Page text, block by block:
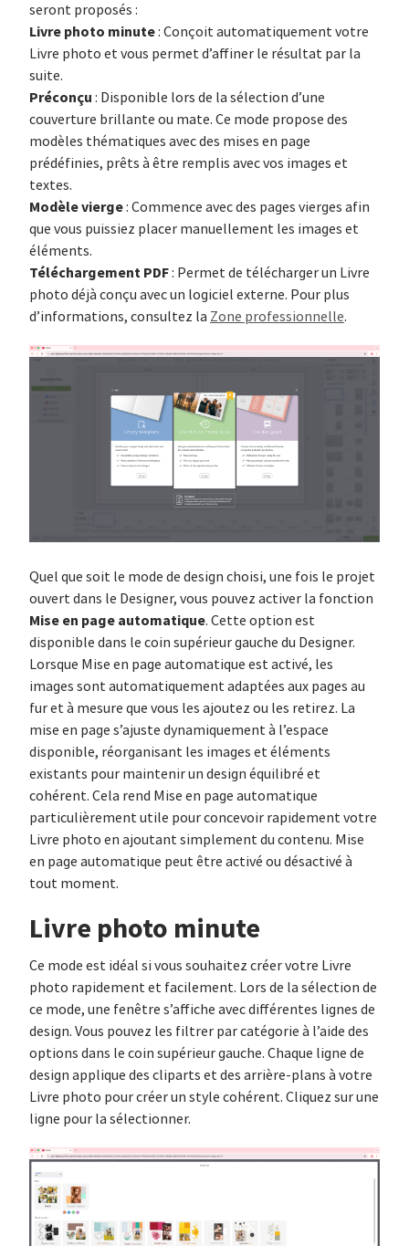
seront proposés :
Livre photo minute: Conçoit automatiquement votre
Livre photo et vous permet d’affiner le résultat par la
suite.
Préconçu : Disponible lors de la sélection d’une
couverture brillante ou mate. Ce mode propose des
modèles thématiques avec des mises en page
prédéfinies, prêts à être remplis avec vos images et
textes.
Modèle vierge: Commence avec des pages vierges afin
que vous puissiez placer manuellement les images et
éléments.
Téléchargement PDF: Permet de télécharger un Livre
photo déjà conçu avec un logiciel externe. Pour plus
d’informations, consultez la Zone professionnelle.
Quel que soit le mode de design choisi, une fois le projet
ouvert dans le Designer, vous pouvez activer la fonction
Mise en page automatique. Cette option est
disponible dans le coin supérieur gauche du Designer.
Lorsque Mise en page automatique est activé, les
images sont automatiquement adaptées aux pages au
fur et à mesure que vous les ajoutez ou les retirez. La
mise en page s’ajuste dynamiquement à l’espace
disponible, réorganisant les images et éléments
existants pour maintenir un design équilibré et
cohérent. Cela rend Mise en page automatique
particulièrement utile pour concevoir rapidement votre
Livre photo en ajoutant simplement du contenu. Mise
en page automatique peut être activé ou désactivé à
tout moment.
Livre photo minute
Ce mode est idéal si vous souhaitez créer votre Livre
photo rapidement et facilement. Lors de la sélection de
ce mode, une fenêtre s’affiche avec différentes lignes de
design. Vous pouvez les filtrer par catégorie à l’aide des
options dans le coin supérieur gauche. Chaque ligne de
design applique des cliparts et des arrière-plans à votre
Livre photo pour créer un style cohérent. Cliquez sur une
ligne pour la sélectionner.